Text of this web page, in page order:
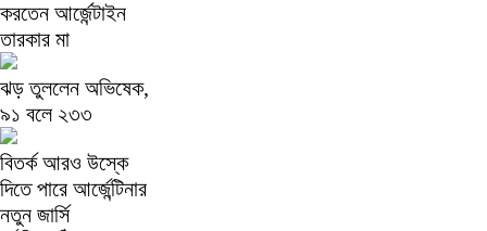
করতেন আর্জেন্টাইন
তারকার মা
ঝড় তুললেন অভিষেক,
৯১ বলে ২৩৩
বিতর্ক আরও উস্কে
দিতে পারে আর্জেন্টিনার
নতুন জার্সি